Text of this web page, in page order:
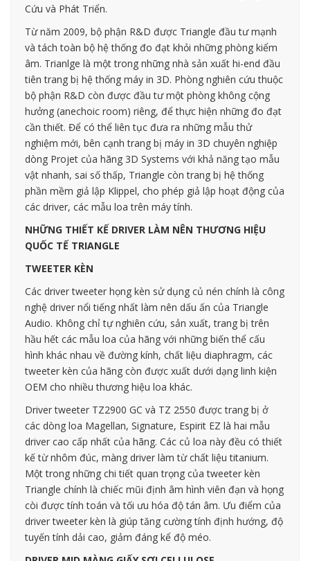
Cứu và Phát Triển.
Từ năm 2009, bộ phận R&D được Triangle đầu tư mạnh
và tách toàn bộ hệ thống đo đạt khỏi những phòng kiểm
âm. Trianlge là một trong những nhà sản xuất hi-end đầu
tiên trang bị hệ thống máy in 3D. Phòng nghiên cứu thuộc
bộ phận R&D còn được đầu tư một phòng không cộng
hưởng (anechoic room) riêng, để thực hiện những đo đạt
cần thiết. Để có thể liên tục đưa ra những mẫu thử
nghiệm mới, bên cạnh trang bị máy in 3D chuyên nghiệp
dòng Projet của hãng 3D Systems với khả năng tạo mẫu
vật nhanh, sai số thấp, Triangle còn trang bị hệ thống
phần mềm giả lập Klippel, cho phép giả lập hoạt động của
các driver, các mẫu loa trên máy tính.
NHỮNG THIẾT KẾ DRIVER LÀM NÊN THƯƠNG HIỆU
QUỐC TẾ TRIANGLE
TWEETER KÈN
Các driver tweeter họng kèn sử dụng củ nén chính là công
nghệ driver nổi tiếng nhất làm nên dấu ấn của Triangle
Audio. Không chỉ tự nghiên cứu, sản xuất, trang bị trên
hầu hết các mẫu loa của hãng với những biến thể cấu
hình khác nhau về đường kính, chất liệu diaphragm, các
tweeter kèn của hãng còn được xuất dưới dạng linh kiện
OEM cho nhiều thương hiệu loa khác.
Driver tweeter TZ2900 GC và TZ 2550 được trang bị ở
các dòng loa Magellan, Signature, Espirit EZ là hai mẫu
driver cao cấp nhất của hãng. Các củ loa này đều có thiết
kế từ nhôm đúc, màng driver làm từ chất liệu titanium.
Một trong những chi tiết quan trọng của tweeter kèn
Triangle chính là chiếc mũi định âm hình viên đạn và họng
còi được tính toán và tối ưu hóa độ tán âm. Ưu điểm của
driver tweeter kèn là giúp tăng cường tính định hướng, độ
tuyến tính dải cao, giảm đáng kể độ méo.